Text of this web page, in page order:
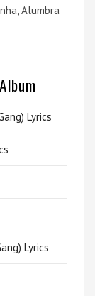
Alumbra
Album
Lyrics
Lyrics